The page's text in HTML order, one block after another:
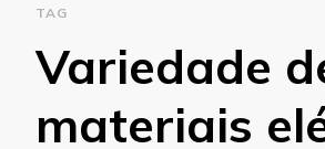
TAG
Variedade
materiais